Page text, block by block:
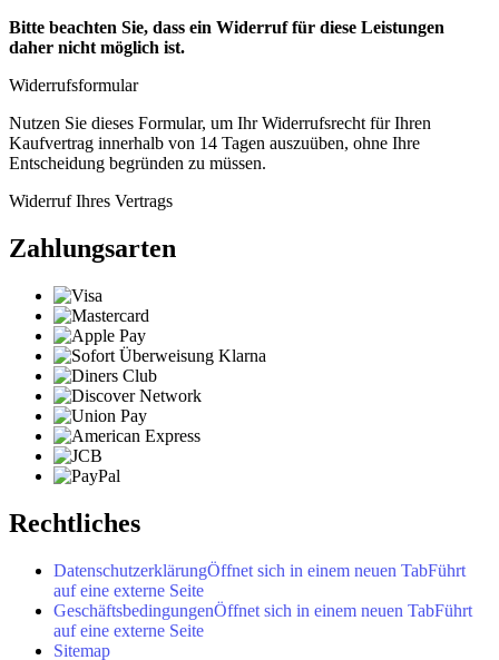
Bitte beachten Sie, dass ein Widerruf für diese Leistungen
daher nicht möglich ist.
Widerrufsformular
Nutzen Sie dieses Formular, um Ihr Widerrufsrecht für Ihren
Kaufvertrag innerhalb von 14 Tagen auszuüben, ohne Ihre
Entscheidung begründen zu müssen.
Widerruf Ihres Vertrags
Zahlungsarten
Rechtliches
DatenschutzerklärungÖffnet sich in einem neuen TabFührt
auf eine externe Seite
GeschäftsbedingungenÖffnet sich in einem neuen TabFührt
auf eine externe Seite
Sitemap